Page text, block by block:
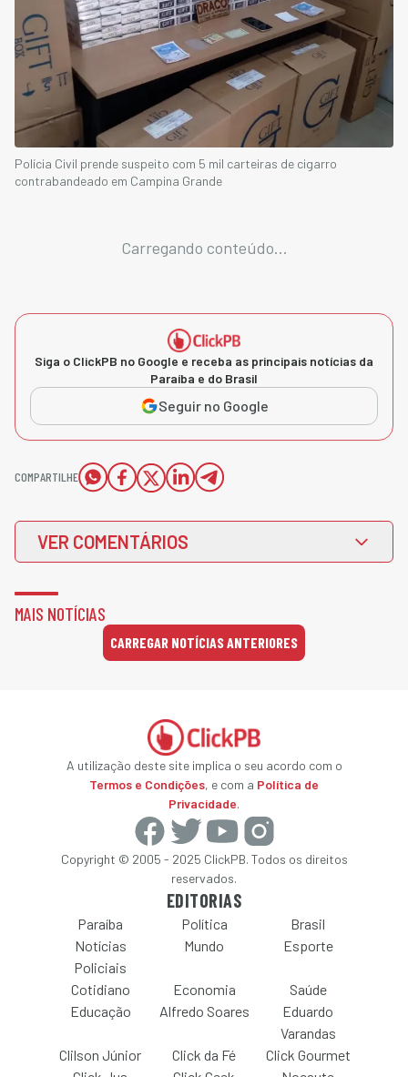
Polícia Civil prende suspeito com 5 mil carteiras de cigarro
contrabandeado em Campina Grande
Carregando conteúdo...
Siga o ClickPB no Google e receba as principais notícias da
Paraíba e do Brasil
Seguir no Google
COMPARTILHE
VER COMENTÁRIOS
MAIS NOTÍCIAS
CARREGAR NOTÍCIAS ANTERIORES
A utilização deste site implica o seu acordo com o
Termos e Condições, e com a Política de
Privacidade.
Copyright © 2005 - 2025 ClickPB. Todos os direitos
reservados.
EDITORIAS
Paraíba Política
Brasil
Notícias
Policiais
Mundo Esporte
Cotidiano Economia
Saúde
Educação
Alfredo Soares
Eduardo
Varandas
Clilson Júnior
Click da Fé
Click Gourmet